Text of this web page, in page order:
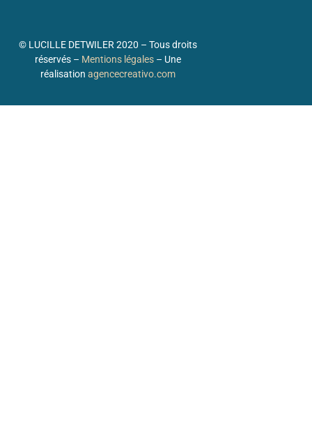
© LUCILLE DETWILER 2020 – Tous droits
réservés – Mentions légales – Une
réalisation agencecreativo.com